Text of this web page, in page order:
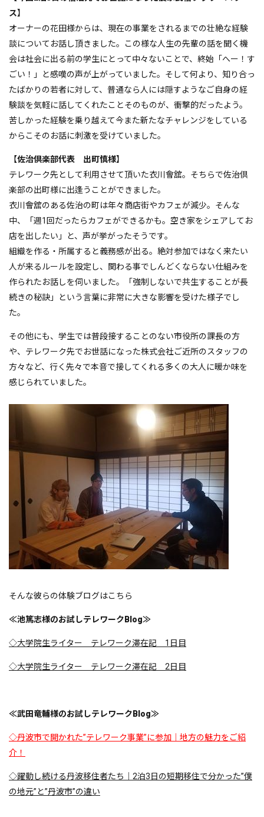
ス】
オーナーの花田様からは、現在の事業をされるまでの壮絶な経験
談についてお話し頂きました。この様な人生の先輩の話を聞く機
会は社会に出る前の学生にとって中々ないことで、終始「へー！す
ごい！」と感嘆の声が上がっていました。そして何より、知り合っ
たばかりの若者に対して、普通なら人には隠すようなご自身の経
験談を気軽に話してくれたことそのものが、衝撃的だったよう。
苦しかった経験を乗り越えて今また新たなチャレンジをしている
からこそのお話に刺激を受けていました。
【佐治倶楽部代表 出町慎様】
テレワーク先として利用させて頂いた衣川會舘。そちらで佐治倶
楽部の出町様に出逢うことができました。
衣川會舘のある佐治の町は年々商店街やカフェが減少。そんな
中、「週1回だったらカフェができるかも。空き家をシェアしてお
店を出したい」と、声が挙がったそうです。
組織を作る・所属すると義務感が出る。絶対参加ではなく来たい
人が来るルールを設定し、関わる事でしんどくならない仕組みを
作られたお話しを伺いました。「強制しないで共生することが長
続きの秘訣」という言葉に非常に大きな影響を受けた様子でし
た。
その他にも、学生では普段接することのない市役所の課長の方
や、テレワーク先でお世話になった株式会社ご近所のスタッフの
方々など、行く先々で本音で接してくれる多くの大人に暖か味を
感じられていました。
そんな彼らの体験ブログはこちら
≪池篤志様のお試しテレワークBlog≫
◇大学院生ライター テレワーク滞在記 1日目
◇大学院生ライター テレワーク滞在記 2日目
≪武田竜輔様のお試しテレワークBlog≫
◇丹波市で開かれた”テレワーク事業”に参加｜地方の魅力をご紹
介！
◇躍動し続ける丹波移住者たち｜2泊3日の短期移住で分かった”僕
の地元”と”丹波市”の違い